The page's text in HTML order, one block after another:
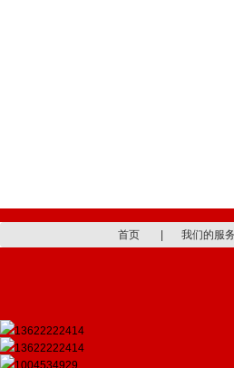
首页 我们的服务
13622222414
13622222414
1004534929